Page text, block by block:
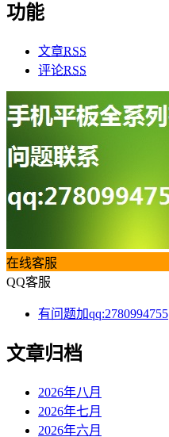
功能
文章RSS
评论RSS
在线客服
QQ客服
有问题加qq:2780994755
文章归档
2026年八月
2026年七月
2026年六月